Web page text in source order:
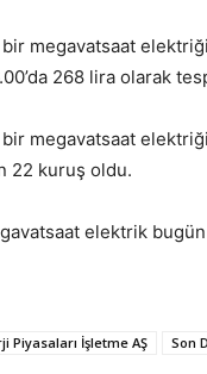
megavatsaat
268 lira olarak
megavatsaat
22 kuruş oldu.
elektrik
Piyasaları İşletme AŞ Son